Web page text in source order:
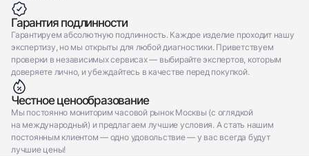
Гарантия подлинности
Гарантируем абсолютную подлинность. Каждое изделие проходит нашу
экспертизу, но мы открыты для любой диагностики. Приветствуем
проверки в независимых сервисах — выбирайте экспертов, которым
доверяете лично, и убеждайтесь в качестве перед покупкой.
Честное ценообразование
Мы постоянно мониторим часовой рынок Москвы (с оглядкой
на международный) и предлагаем лучшие условия. А стать нашим
постоянным клиентом — одно удовольствие — у вас всегда будут
лучшие цены!
Diamonds 17 WG
НовыеКоробка + Документы
$9,200
$9,200
Приложите фото ваших часов…